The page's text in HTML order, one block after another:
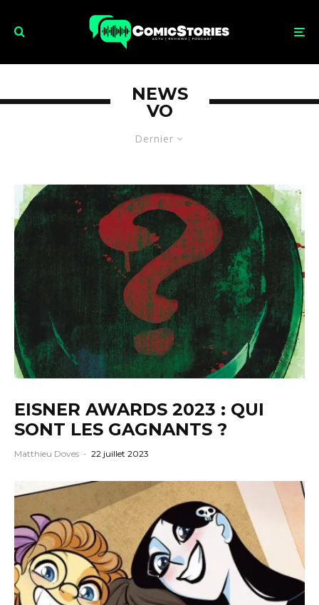
Dernier
NEWS
VO
EISNER AWARDS 2023 : QUI
SONT LES GAGNANTS ?
Matthieu Doves · 22 juillet 2023